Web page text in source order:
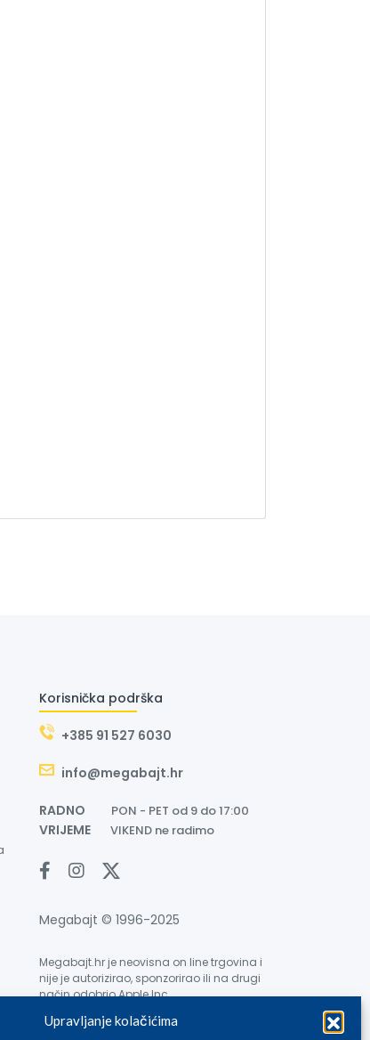
Upravljanje kolačićima
Korisnička podrška
+385 91 527 6030
info@megabajt.hr
RADNO PON - PET od 9 do 17:00
VRIJEME VIKEND ne radimo
Megabajt © 1996-2025
Megabajt.hr je neovisna on line trgovina i
nije je autorizirao, sponzorirao ili na drugi
način odobrio Apple Inc.